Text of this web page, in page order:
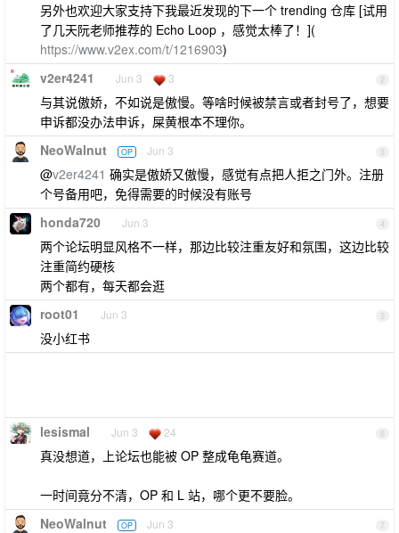
另外也欢迎大家支持下我最近发现的下一个 trending 仓库 [试用
了几天阮老师推荐的 Echo Loop ，感觉太棒了！](
https://www.v2ex.com/t/1216903)
2
v2er4241 Jun 3 3
与其说傲娇，不如说是傲慢。等啥时候被禁言或者封号了，想要
申诉都没办法申诉，屎黄根本不理你。
3
NeoWalnut OP Jun 3
@v2er4241 确实是傲娇又傲慢，感觉有点把人拒之门外。注册
个号备用吧，免得需要的时候没有账号
4
honda720 Jun 3
两个论坛明显风格不一样，那边比较注重友好和氛围，这边比较
注重简约硬核
两个都有，每天都会逛
5
root01 Jun 3
没小红书
6
lesismal Jun 3 24
真没想道，上论坛也能被 OP 整成龟龟赛道。
一时间竟分不清，OP 和 L 站，哪个更不要脸。
7
NeoWalnut OP Jun 3